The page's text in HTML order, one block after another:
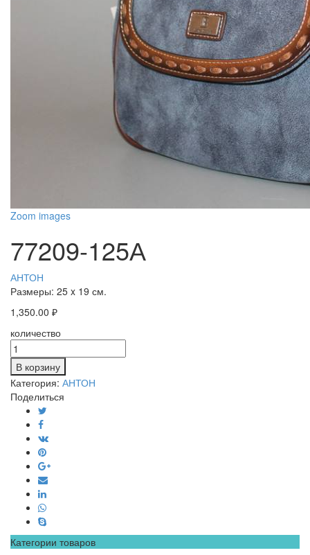
Zoom images
77209-125А
АНТОН
Размеры: 25 x 19 см.
1,350.00 ₽
количество
В корзину
Категория: АНТОН
Поделиться
Категории товаров